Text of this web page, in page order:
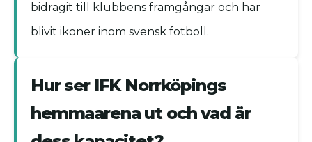
bidragit till klubbens framgångar och har
blivit ikoner inom svensk fotboll.
Hur ser IFK Norrköpings
hemmaarena ut och vad är